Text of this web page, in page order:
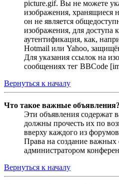
picture.gif. Вы не можете
изображения, хранящиеся
он не является
изображения, для доступа
аутентификация, как,
Hotmail или Yahoo,
Для указания ссылок на
сообщениях тег BBCode
Вернуться к началу
Что такое важные объявления?
Эти объявления
должны прочесть их по
вверху каждого из
Права на создание важных
администратором
Вернуться к началу